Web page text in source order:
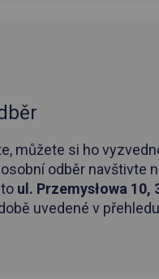
můžete si ho
odběr navštivte
ul. Przemysłowa 10,
uvedené v přehledu